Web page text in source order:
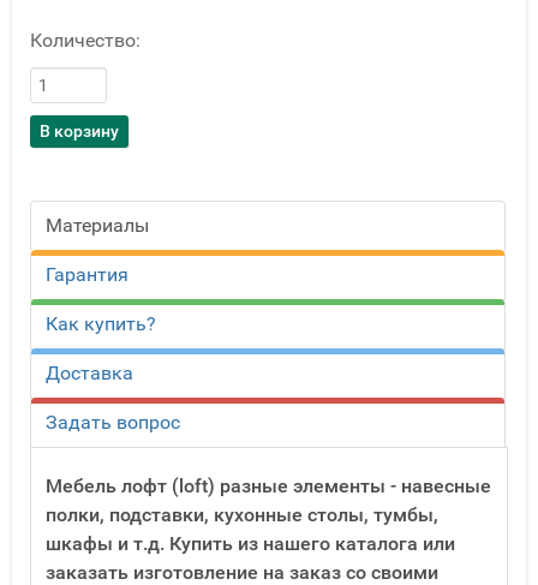
Количество:
Материалы
Гарантия
Как купить?
Доставка
Задать вопрос
Мебель лофт (loft) разные элементы - навесные
полки, подставки, кухонные столы, тумбы,
шкафы и т.д. Купить из нашего каталога или
заказать изготовление на заказ со своими